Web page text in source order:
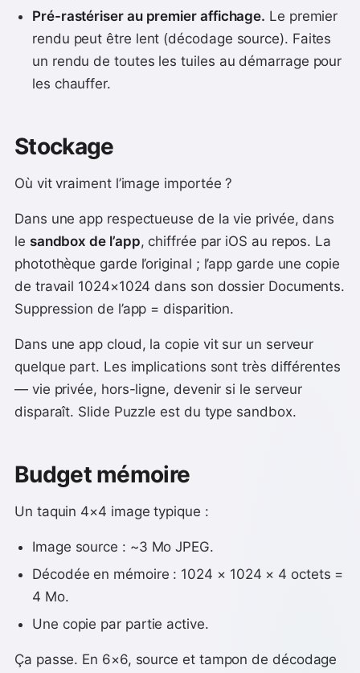
Pré-rastériser au premier affichage. Le premier
rendu peut être lent (décodage source). Faites
un rendu de toutes les tuiles au démarrage pour
les chauffer.
Stockage
Où vit vraiment l’image importée ?
Dans une app respectueuse de la vie privée, dans
le sandbox de l’app, chiffrée par iOS au repos. La
photothèque garde l’original ; l’app garde une copie
de travail 1024×1024 dans son dossier Documents.
Suppression de l’app = disparition.
Dans une app cloud, la copie vit sur un serveur
quelque part. Les implications sont très différentes
— vie privée, hors-ligne, devenir si le serveur
disparaît. Slide Puzzle est du type sandbox.
Budget mémoire
Un taquin 4×4 image typique :
Image source : ~3 Mo JPEG.
Décodée en mémoire : 1024 × 1024 × 4 octets =
4 Mo.
Une copie par partie active.
Ça passe. En 6×6, source et tampon de décodage